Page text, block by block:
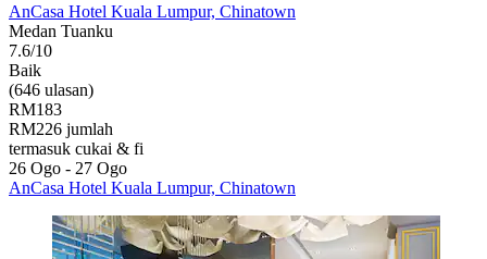
AnCasa Hotel Kuala Lumpur, Chinatown
Medan Tuanku
7.6/10
Baik
(646 ulasan)
RM183
RM226 jumlah
termasuk cukai & fi
26 Ogo - 27 Ogo
AnCasa Hotel Kuala Lumpur, Chinatown